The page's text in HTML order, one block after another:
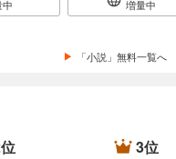
増量中
「小説」無料一覧へ
3位